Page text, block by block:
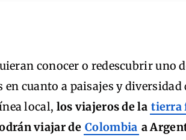
conocer o redescubrir uno
cuanto a paisajes y diversidad
local, los viajeros de la tierra
viajar de Colombia a